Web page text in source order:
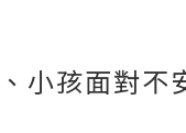
小孩面對